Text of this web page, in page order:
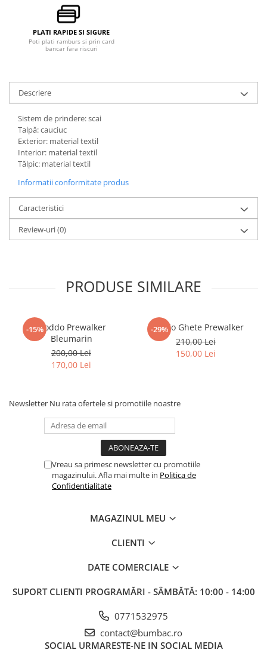
PLATI RAPIDE SI SIGURE
Poti plati ramburs si prin card
bancar fara riscuri
Descriere
Sistem de prindere: scai
Talpă: cauciuc
Exterior: material textil
Interior: material textil
Tălpic: material textil
Informatii conformitate produs
Caracteristici
Review-uri(0)
PRODUSE SIMILARE
-15%Froddo Prewalker
Bleumarin
200,00 Lei
170,00 Lei
-29%
Froddo Ghete Prewalker
210,00 Lei
150,00 Lei
Newsletter Nu rata ofertele si promotiile noastre
Vreau sa primesc newsletter cu promotiile
magazinului. Afla mai multe in Politica de
Confidentialitate
MAGAZINUL MEU
CLIENTI
DATE COMERCIALE
SUPORT CLIENTI PROGRAMĂRI - SÂMBĂTĂ: 10:00 - 14:00
0771532975
contact@bumbac.ro
SOCIAL URMARESTE-NE IN SOCIAL MEDIA